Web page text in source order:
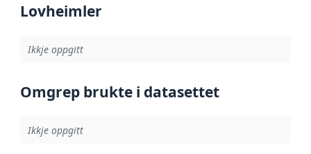
Lovheimler
Ikkje oppgitt
Omgrep brukte i datasettet
Ikkje oppgitt